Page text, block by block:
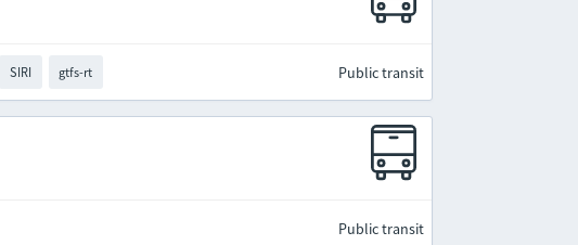
SIRI gtfs-rt Public transit
Public transit